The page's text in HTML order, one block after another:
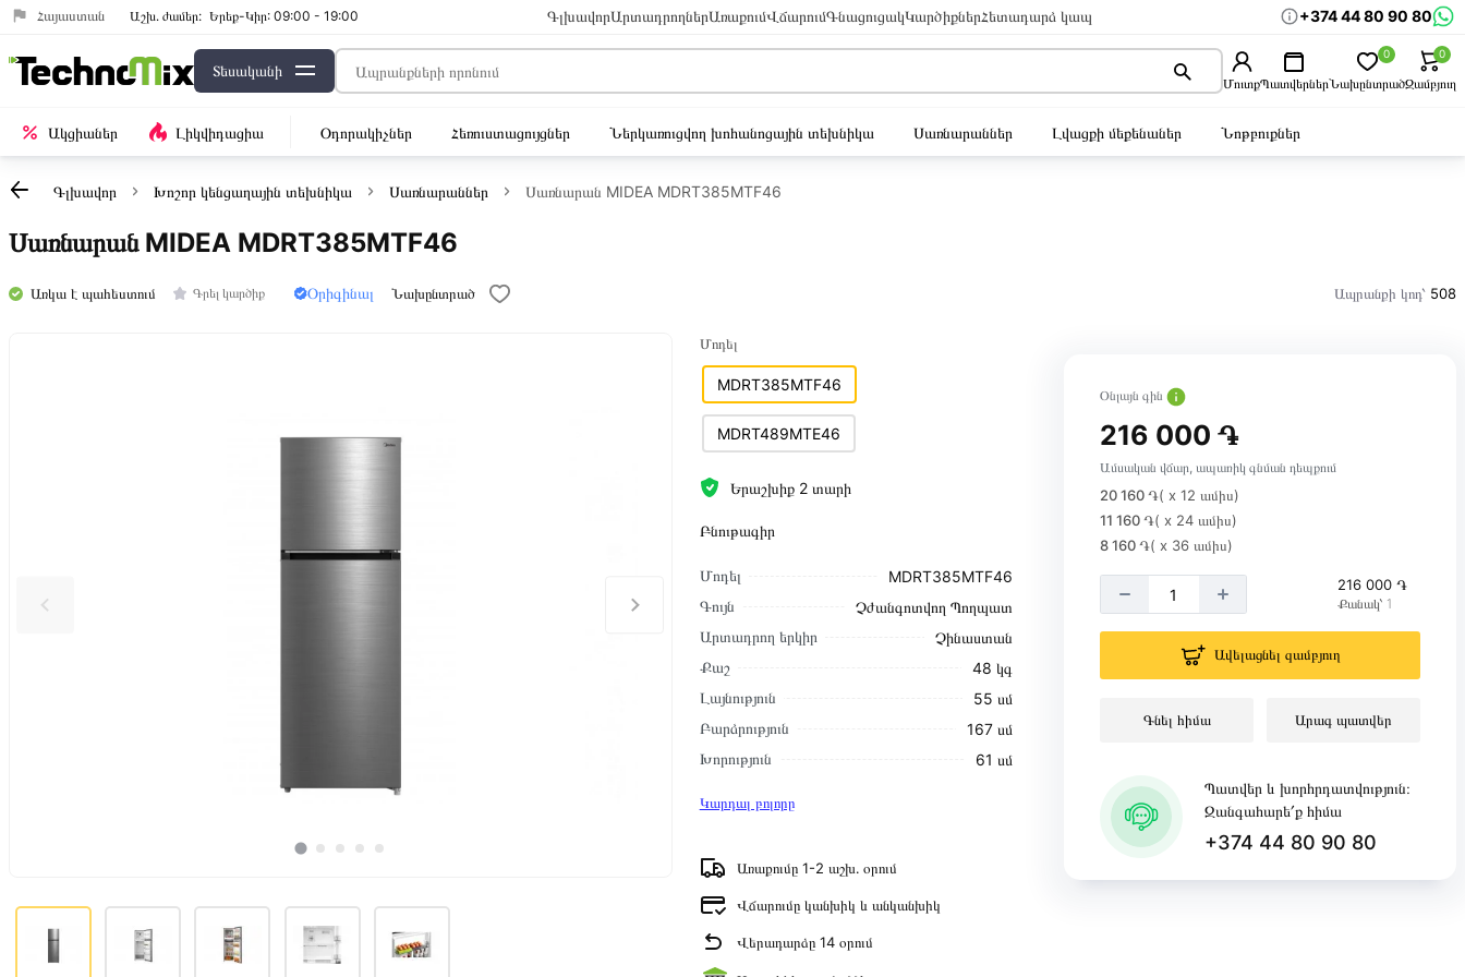
Հայաստան Աշխ․ ժամեր: Երեք-Կիր: 09:00 - 19:00 ԳլխավորԱրտադրողներԱռաքումՎճարումԳնացուցակԿարծիքներՀետադարձ կապ +374 44 80 90 80
Տեսականի
ՄուտքՊատվերներՆախընտրած
0
Զամբյուղ
0
Ակցիաներ Լիկվիդացիա Օդորակիչներ Հեռուստացույցներ Ներկառուցվող խոհանոցային տեխնիկա Սառնարաններ Լվացքի մեքենաներ Նոթբուքներ
Գլխավոր Խոշոր կենցաղային տեխնիկա Սառնարաններ Սառնարան MIDEA MDRT385MTF46
Սառնարան MIDEA MDRT385MTF46
Առկա է պահեստում Գրել կարծիք Օրիգինալ Նախընտրած Ապրանքի կոդ՝ 508
Մոդել
MDRT385MTF46
MDRT489MTE46
Երաշխիք 2 տարի
Բնութագիր
Մոդել
MDRT385MTF46
Գույն
Չժանգոտվող Պողպատ
Արտադրող երկիր
Չինաստան
Քաշ
48 կգ
Լայնություն
55 սմ
Բարձրություն
167 սմ
Խորություն
61 սմ
Կարդալ բոլորը
Առաքումը 1-2 աշխ․ օրում
Վճարումը կանխիկ և անկանխիկ
Վերադարձը 14 օրում
Օնլայն գին
216 000 ֏
Ամսական վճար, ապառիկ գնման դեպքում
20 160 ֏( x 12 ամիս)
11 160 ֏( x 24 ամիս)
8 160 ֏( x 36 ամիս)
216 000 ֏
Քանակ՝ 1
Ավելացնել զամբյուղ
Գնել հիմա Արագ պատվեր
Պատվեր և խորհրդատվություն։
Զանգահարե՛ք հիմա
+374 44 80 90 80